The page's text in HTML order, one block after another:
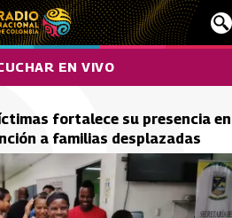
EN VIVO
fortalece su presencia en
a familias desplazadas